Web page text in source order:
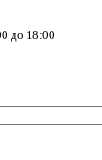
до 18:00